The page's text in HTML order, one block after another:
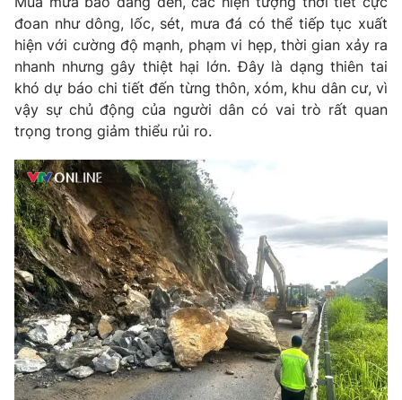
đoan như dông, lốc, sét, mưa đá có thể tiếp tục xuất
hiện với cường độ mạnh, phạm vi hẹp, thời gian xảy ra
nhanh nhưng gây thiệt hại lớn. Đây là dạng thiên tai
khó dự báo chi tiết đến từng thôn, xóm, khu dân cư, vì
vậy sự chủ động của người dân có vai trò rất quan
trọng trong giảm thiểu rủi ro.